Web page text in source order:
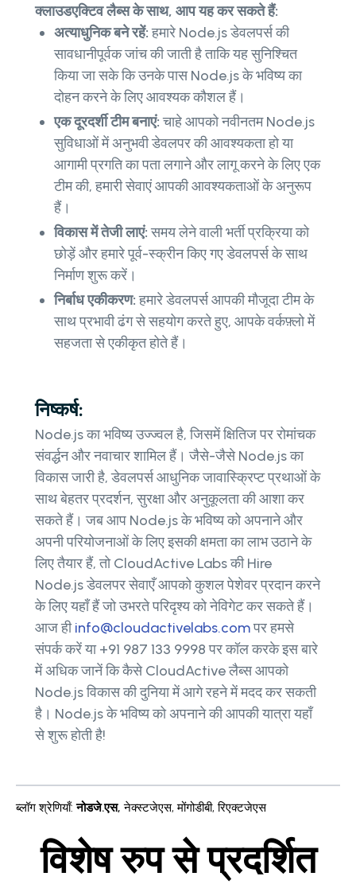
क्लाउडएक्टिव लैब्स के साथ, आप यह कर सकते हैं:
अत्याधुनिक बने रहें:हमारे Node.js डेवलपर्स की
सावधानीपूर्वक जांच की जाती है ताकि यह सुनिश्चित
किया जा सके कि उनके पास Node.js के भविष्य का
दोहन करने के लिए आवश्यक कौशल हैं।
एक दूरदर्शी टीम बनाएं:चाहे आपको नवीनतम Node.js
सुविधाओं में अनुभवी डेवलपर की आवश्यकता हो या
आगामी प्रगति का पता लगाने और लागू करने के लिए एक
टीम की, हमारी सेवाएं आपकी आवश्यकताओं के अनुरूप
हैं।
विकास में तेजी लाएं:समय लेने वाली भर्ती प्रक्रिया को
छोड़ें और हमारे पूर्व-स्क्रीन किए गए डेवलपर्स के साथ
निर्माण शुरू करें।
निर्बाध एकीकरण:हमारे डेवलपर्स आपकी मौजूदा टीम के
साथ प्रभावी ढंग से सहयोग करते हुए, आपके वर्कफ़्लो में
सहजता से एकीकृत होते हैं।
निष्कर्ष:
Node.js का भविष्य उज्ज्वल है, जिसमें क्षितिज पर रोमांचक
संवर्द्धन और नवाचार शामिल हैं। जैसे-जैसे Node.js का
विकास जारी है, डेवलपर्स आधुनिक जावास्क्रिप्ट प्रथाओं के
साथ बेहतर प्रदर्शन, सुरक्षा और अनुकूलता की आशा कर
सकते हैं। जब आप Node.js के भविष्य को अपनाने और
अपनी परियोजनाओं के लिए इसकी क्षमता का लाभ उठाने के
लिए तैयार हैं, तो CloudActive Labs की Hire
Node.js डेवलपर सेवाएँ आपको कुशल पेशेवर प्रदान करने
के लिए यहाँ हैं जो उभरते परिदृश्य को नेविगेट कर सकते हैं।
आज हीinfo@cloudactivelabs.comपर हमसे
संपर्क करें या +91 987 133 9998 पर कॉल करके इस बारे
में अधिक जानें कि कैसे CloudActive लैब्स आपको
Node.js विकास की दुनिया में आगे रहने में मदद कर सकती
है। Node.js के भविष्य को अपनाने की आपकी यात्रा यहाँ
से शुरू होती है!
ब्लॉग श्रेणियाँ: नोडजे.एस, नेक्स्टजेएस,मोंगोडीबी,रिएक्टजेएस
विशेष रुप से प्रदर्शित